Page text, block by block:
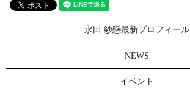
永田 紗戀最新プロフィール
NEWS
イベント